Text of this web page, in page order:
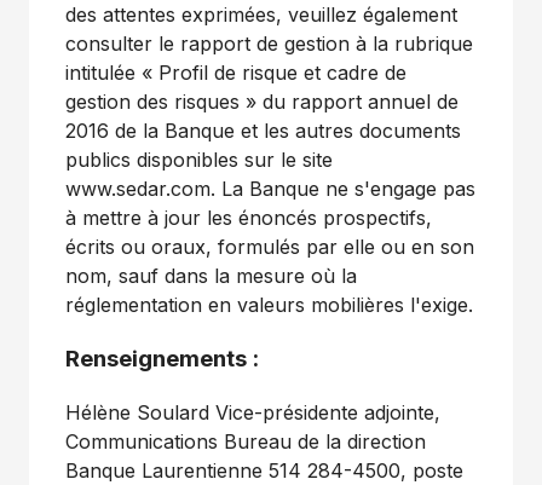
des attentes exprimées, veuillez également
consulter le rapport de gestion à la rubrique
intitulée « Profil de risque et cadre de
gestion des risques » du rapport annuel de
2016 de la Banque et les autres documents
publics disponibles sur le site
www.sedar.com. La Banque ne s'engage pas
à mettre à jour les énoncés prospectifs,
écrits ou oraux, formulés par elle ou en son
nom, sauf dans la mesure où la
réglementation en valeurs mobilières l'exige.
Renseignements :
Hélène Soulard Vice-présidente adjointe,
Communications Bureau de la direction
Banque Laurentienne 514 284-4500, poste